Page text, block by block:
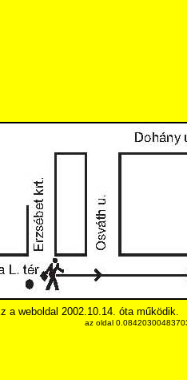
a weboldal 2002.10.14. óta működik.
az oldal